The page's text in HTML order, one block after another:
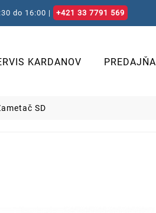
do 16:00 | +421 33 7791 569
KARDANOV PREDAJŇA
SD